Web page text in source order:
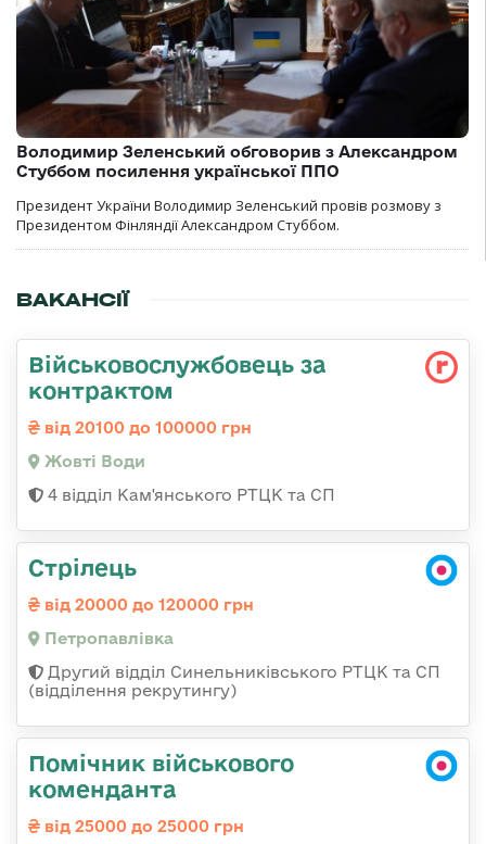
Володимир Зеленський обговорив з Александром
Стуббом посилення української ППО
Президент України Володимир Зеленський провів розмову з
Президентом Фінляндії Александром Стуббом.
ВАКАНСІЇ
Військовослужбовець за
контрактом
від 20100 до 100000 грн
Жовті Води
4 відділ Кам'янського РТЦК та СП
Стрілець
від 20000 до 120000 грн
Петропавлівка
Другий відділ Синельниківського РТЦК та СП
(відділення рекрутингу)
Помічник військового
коменданта
від 25000 до 25000 грн